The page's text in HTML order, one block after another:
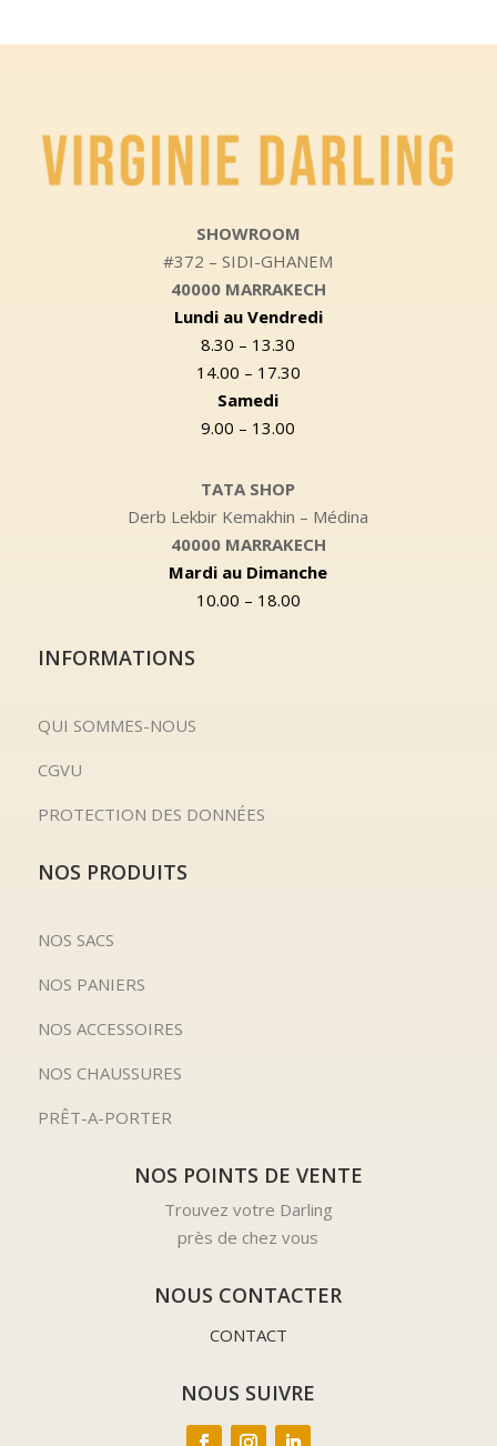
SHOWROOM
#372 – SIDI-GHANEM
40000 MARRAKECH
Lundi au Vendredi
8.30 – 13.30
14.00 – 17.30
Samedi
9.00 – 13.00
TATA SHOP
Derb Lekbir Kemakhin – Médina
40000 MARRAKECH
Mardi au Dimanche
10.00 – 18.00
INFORMATIONS
QUI SOMMES-NOUS
CGVU
PROTECTION DES DONNÉES
NOS PRODUITS
NOS SACS
NOS PANIERS
NOS ACCESSOIRES
NOS CHAUSSURES
PRÊT-A-PORTER
NOS POINTS DE VENTE
Trouvez votre Darling
près de chez vous
NOUS CONTACTER
CONTACT
NOUS SUIVRE